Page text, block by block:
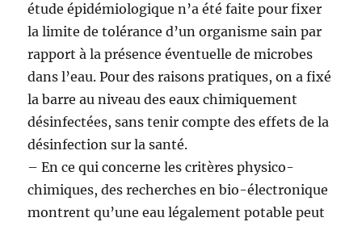
étude épidémiologique n’a été faite pour fixer
la limite de tolérance d’un organisme sain par
rapport à la présence éventuelle de microbes
dans l’eau. Pour des raisons pratiques, on a fixé
la barre au niveau des eaux chimiquement
désinfectées, sans tenir compte des effets de la
désinfection sur la santé.
– En ce qui concerne les critères physico-
chimiques, des recherches en bio-électronique
montrent qu’une eau légalement potable peut